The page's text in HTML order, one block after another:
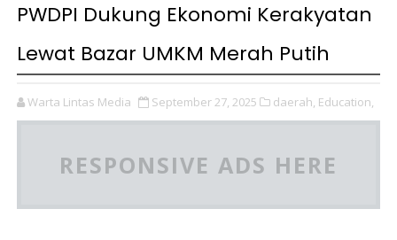
PWDPI Dukung Ekonomi Kerakyatan
Lewat Bazar UMKM Merah Putih
Warta Lintas Media September 27, 2025 daerah, Education,
RESPONSIVE ADS HERE